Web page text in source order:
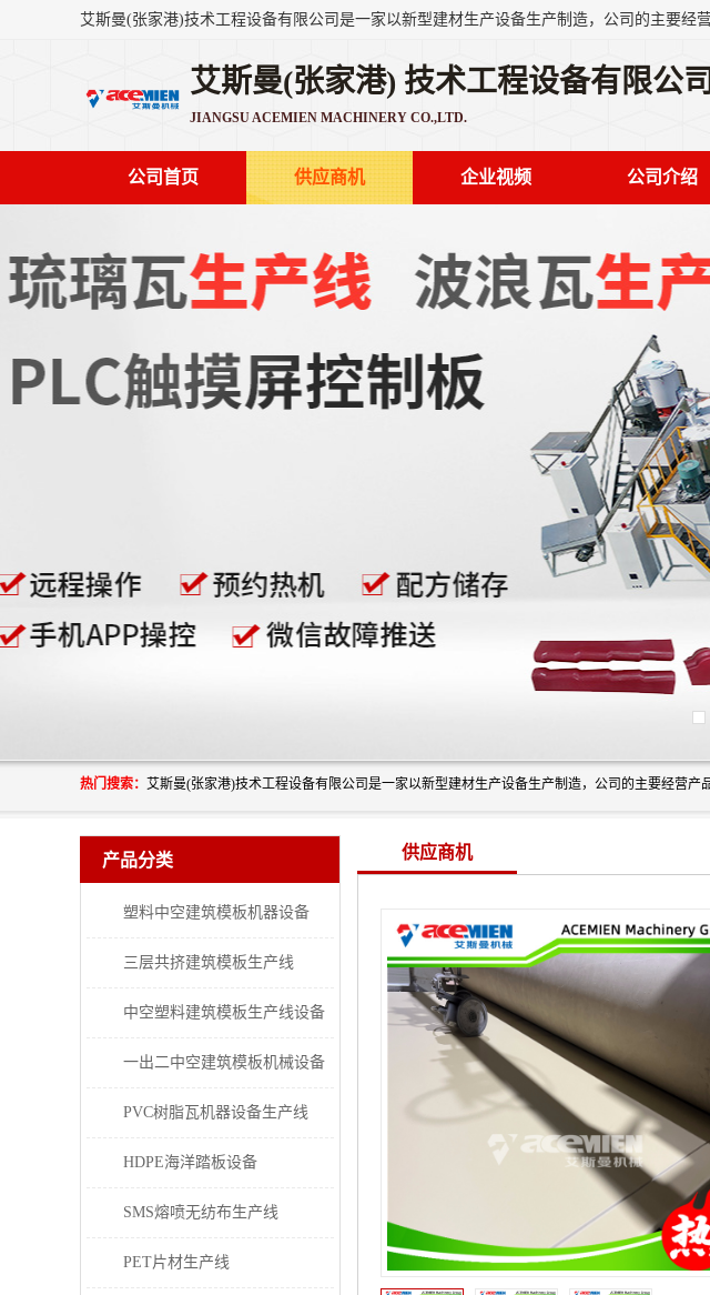
艾斯曼(张家港) 技术工程设备有限公司
JIANGSU ACEMIEN MACHINERY CO.,LTD.
公司首页 供应商机 企业视频 公司介绍
热门搜索：
产品分类
塑料中空建筑模板机器设备
三层共挤建筑模板生产线
中空塑料建筑模板生产线设备
一出二中空建筑模板机械设备
PVC树脂瓦机器设备生产线
HDPE海洋踏板设备
SMS熔喷无纺布生产线
PET片材生产线
供应商机